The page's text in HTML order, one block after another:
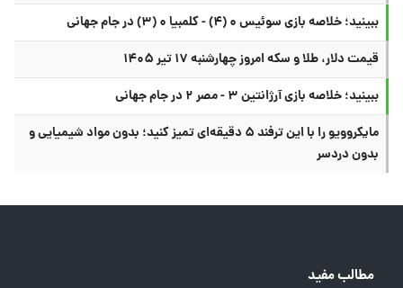
ببینید؛ خلاصه بازی سوئیس ۰ (۴) - کلمبیا ۰ (۳) در جام جهانی
قیمت دلار، طلا و سکه امروز چهارشنبه ۱۷ تیر ۱۴۰۵
ببینید؛ خلاصه بازی آرژانتین ۳ - مصر ۲ در جام جهانی
مایکروویو را با این ترفند ۵ دقیقه‌ای تمیز کنید؛ بدون مواد شیمیایی و
بدون دردسر
مطالب مفید